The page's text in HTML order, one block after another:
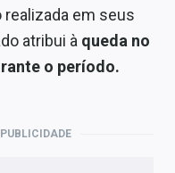
realizada em seus
atribui à queda no
o período.